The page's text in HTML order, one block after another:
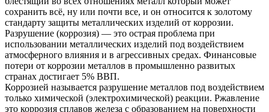
сохранить всё, ну или почти все, и он относится к золотому
стандарту защиты металлических изделий от коррозии.
Разрушение (коррозия) — это острая проблема при
использовании металлических изделий под воздействием
атмосферного влияния и в агрессивных средах. Финансовые
потери от коррозии металлов в промышленно развитых
странах достигает 5% ВВП.
Коррозией называется разрушение металлов под воздействием
только химической (электрохимической) реакции. Ржавление
это коррозия сплавов железа с образованием на поверхности